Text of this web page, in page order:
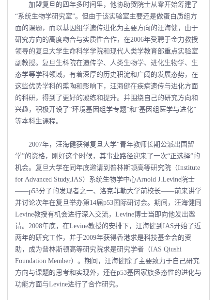
加盟复旦的四年多时间里，他协助贺院士从零开始筹建了
“系统生物学研究室”。但由于该实验室主要还是做蛋白质组方
面的课题，而以基因组学遗传进化为主要方向的汪海健，由于
研究方向的高度吻合与实质性合作，在2006年受聘于金力教授
领导的复旦大学生命科学学院和现代人类学教育部重点实验室
副教授。复旦生科院在遗传学、人类生物学、进化生物学、生
态学等学科领域，有着深厚的历史积淀和广阔的发展态势，在
这些优势学科的熏陶和影响下，汪海健在疾病遗传与进化方面
的科研，得到了更好的凝练和提升。并围绕自己的研究方向和
兴趣，积极开设了“环境基因组学专题”和“基因组医学与进化”
等本科生课程。
2007年，汪海健获得复旦大学“青年教师长期公派出国留
学”的资格，刚好这个时候，其事业路径迎来了一次“正选择”的
机会。复旦大学在同年底邀请到普林斯顿高等研究院（Institute
for Advanced Study,IAS）系统生物学中心Arnold J.Levine院士
――p53分子的发现者之一、洛克菲勒大学前校长――前来讲学
并讨论次年在复旦举办第14届p53国际研讨会。期间，汪海健同
Levine教授有机会进行深入交流，Levine博士当即向他发出邀
请。2008年底，在Levine教授的安排下，汪海健到IAS开始了近
两年的研究工作，并于2009年获得香港求是科技基金会的资
助，成为普林斯顿高等研究院求是研究学者（IAS Qiushi
Foundation Member）。期间，汪海健除了主要致力于自己研究
方向与课题的思考和实现外，还在p53基因家族多态性的进化与
功能方面与Levine进行了合作研究。